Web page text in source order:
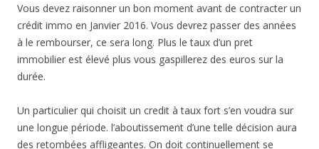
Vous devez raisonner un bon moment avant de contracter un
crédit immo en Janvier 2016. Vous devrez passer des années
à le rembourser, ce sera long. Plus le taux d’un pret
immobilier est élevé plus vous gaspillerez des euros sur la
durée.
Un particulier qui choisit un credit à taux fort s’en voudra sur
une longue période. l’aboutissement d’une telle décision aura
des retombées affligeantes. On doit continuellement se